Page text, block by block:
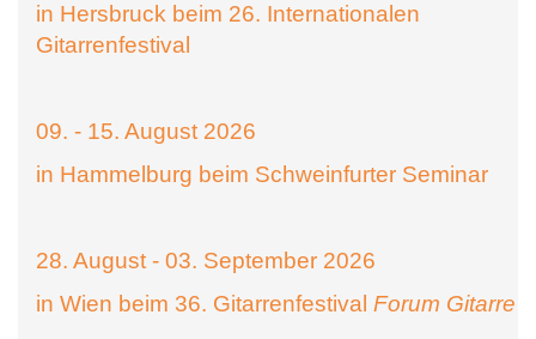
in Hersbruck beim 26. Internationalen
Gitarrenfestival
09. - 15. August 2026
in Hammelburg beim Schweinfurter Seminar
28. August - 03. September 2026
in Wien beim 36. Gitarrenfestival Forum Gitarre